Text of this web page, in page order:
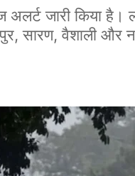
जारी किया है।
सारण, वैशाली और